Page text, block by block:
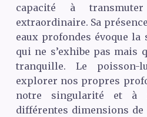
capacité à
extraordinaire. Sa
eaux profondes évoque la
qui ne s’exhibe pas mais
tranquille. Le
explorer nos propres
notre singularité et à
différentes dimensions de